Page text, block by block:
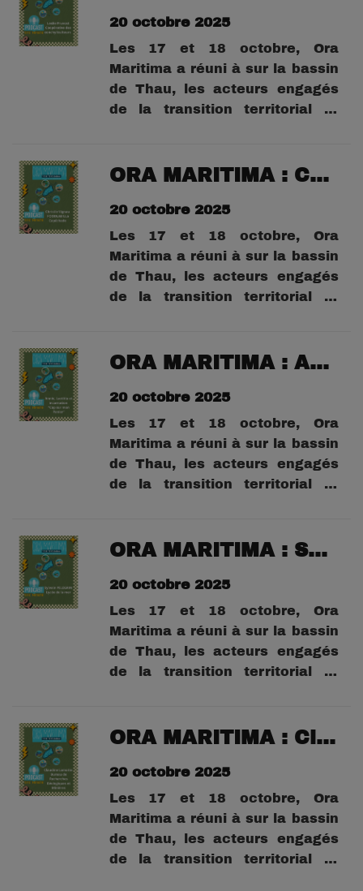
cœur de l’univers automobile
montpelliérain.Au-delà des
marques et des...
20 octobre 2025
Les 17 et 18 octobre, Ora
Maritima a réuni à sur la bassin
de Thau, les acteurs engagés
de la transition territorial et
Thau, l’événement a mis à
dans divers lieux dont Sète,
Frontignan Ballaruc les...
ORA MARITIMA : Christel Vignau, du FoodLab La Capéchade
20 octobre 2025
Les 17 et 18 octobre, Ora
Maritima a réuni à sur la bassin
de Thau, les acteurs engagés
de la transition territorial et
Thau, l’événement a mis à
dans divers lieux dont Sète,
Frontignan Ballaruc les...
ORA MARITIMA : Annie, Laetitia et incarnation “Cap sur mon Panier
20 octobre 2025
Les 17 et 18 octobre, Ora
Maritima a réuni à sur la bassin
de Thau, les acteurs engagés
de la transition territorial et
Thau, l’événement a mis à
dans divers lieux dont Sète,
Frontignan Ballaruc les...
ORA MARITIMA : Sylvain Pelegrin : Lycée de la Mer à Sète
20 octobre 2025
Les 17 et 18 octobre, Ora
Maritima a réuni à sur la bassin
de Thau, les acteurs engagés
de la transition territorial et
Thau, l’événement a mis à
dans divers lieux dont Sète,
Frontignan Ballaruc les...
ORA MARITIMA : Claudine Lamotte du Bureau de Recherches Géologiques et Minières
20 octobre 2025
Les 17 et 18 octobre, Ora
Maritima a réuni à sur la bassin
de Thau, les acteurs engagés
de la transition territorial et